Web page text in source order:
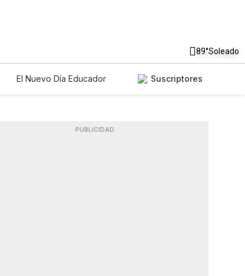
89°Soleado
El Nuevo Día Educador
Suscriptores
PUBLICIDAD